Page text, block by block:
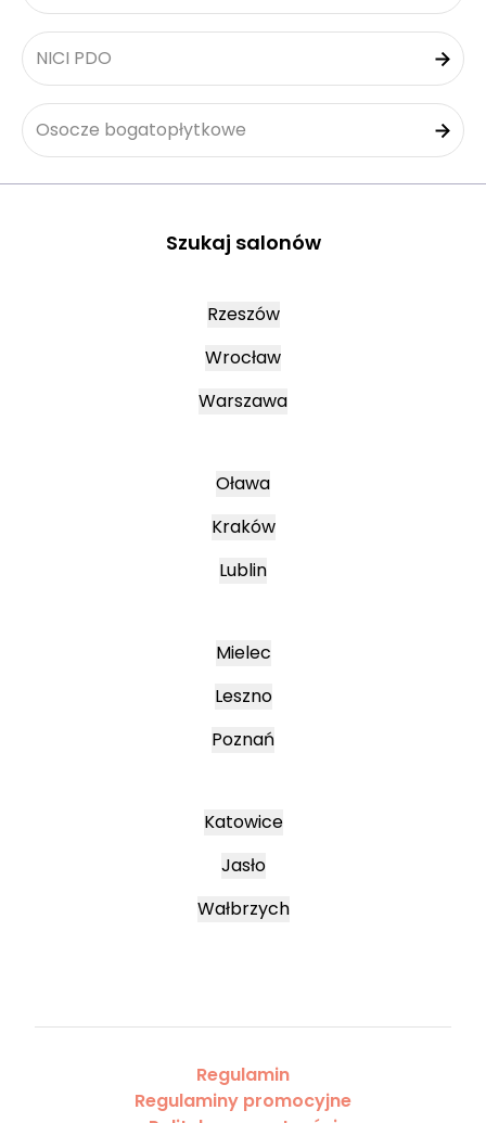
NICI PDO
Osocze bogatopłytkowe
Szukaj salonów
Rzeszów
Wrocław
Warszawa
Oława
Kraków
Lublin
Mielec
Leszno
Poznań
Katowice
Jasło
Wałbrzych
Regulamin
Regulaminy promocyjne